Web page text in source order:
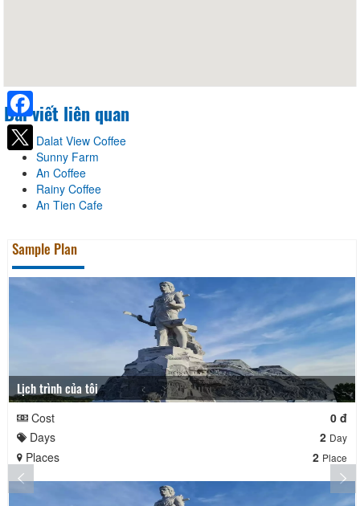
Bài viết liên quan
Dalat View Coffee
Sunny Farm
An Coffee
Rainy Coffee
An Tien Cafe
Sample Plan
Lịch trình của tôi
Cost
0 đ
Days
2 Day
Places 2 Place
Facebook